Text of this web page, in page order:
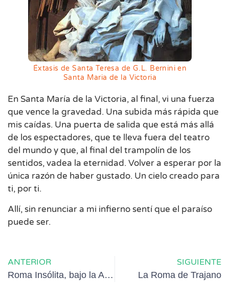
Éxtasis de Santa Teresa de G.L. Bernini en
Santa Maria de la Victoria
En Santa María de la Victoria, al final, vi una fuerza
que vence la gravedad. Una subida más rápida que
mis caídas. Una puerta de salida que está más allá
de los espectadores, que te lleva fuera del teatro
del mundo y que, al final del trampolín de los
sentidos, vadea la eternidad. Volver a esperar por la
única razón de haber gustado. Un cielo creado para
ti, por ti.
Allí, sin renunciar a mi infierno sentí que el paraíso
puede ser.
ANTERIOR
Roma Insólita, bajo la Aurora Ludovisi
SIGUIENTE
La Roma de Trajano